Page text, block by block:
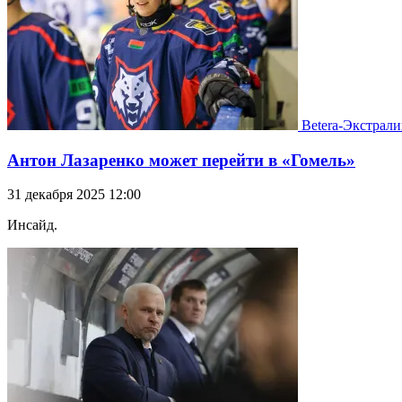
Betera-
Антон Лазаренко может перейти в «Гомель»
31 декабря 2025 12:00
Инсайд.